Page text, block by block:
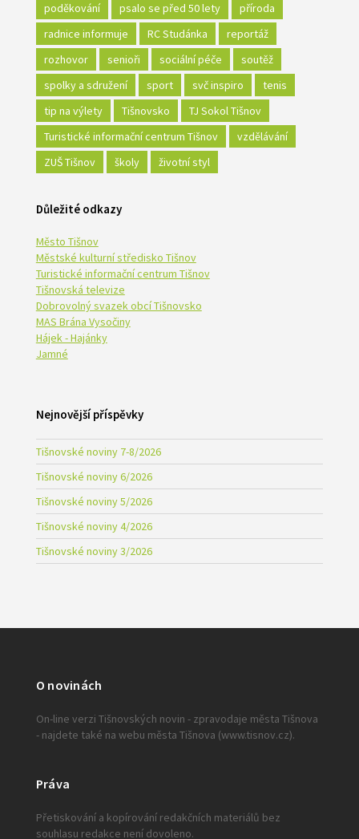
poděkování
psalo se před 50 lety
příroda
radnice informuje
RC Studánka
reportáž
rozhovor
senioři sociální péče
soutěž
spolky a sdružení
sport svč inspiro
tenis
tip na výlety
Tišnovsko
TJ Sokol Tišnov
Turistické informační centrum Tišnov
vzdělávání
ZUŠ Tišnov
školy životní styl
Důležité odkazy
Město Tišnov
Městské kulturní středisko Tišnov
Turistické informační centrum Tišnov
Tišnovská televize
Dobrovolný svazek obcí Tišnovsko
MAS Brána Vysočiny
Hájek - Hajánky
Jamné
Nejnovější příspěvky
Tišnovské noviny 7-8/2026
Tišnovské noviny 6/2026
Tišnovské noviny 5/2026
Tišnovské noviny 4/2026
Tišnovské noviny 3/2026
O novinách
On-line verzi Tišnovských novin - zpravodaje města Tišnova
- najdete také na webu města Tišnova (www.tisnov.cz).
Práva
Přetiskování a kopírování redakčních materiálů bez
souhlasu redakce není dovoleno.